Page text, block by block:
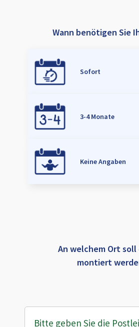
Wann benötigen Sie
Sofort
3-4 Monate
Keine Angaben
An welchem Ort
montiert
Bitte geben Sie die